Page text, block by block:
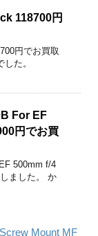
118700円
円でお買取
た。
For EF
円でお買
500mm f/4
ました。 か
Mount MF